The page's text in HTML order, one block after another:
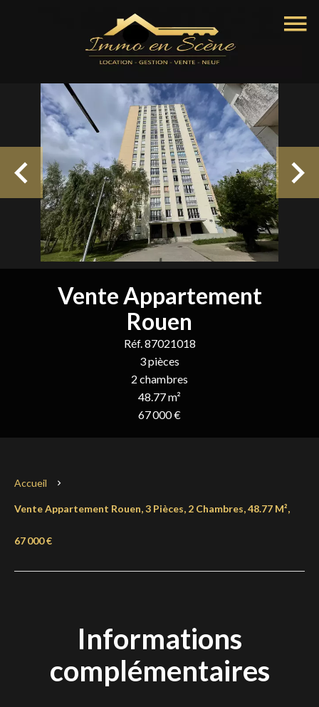
Vente Appartement
Rouen
Réf. 87021018
3 pièces
2 chambres
48.77 m²
67 000 €
Accueil
Vente Appartement Rouen, 3 Pièces, 2 Chambres, 48.77 M²,
67 000 €
Informations
complémentaires